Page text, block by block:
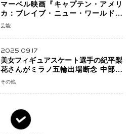
マーベル映画『キャプテン・アメリ
カ：ブレイブ・ニュー・ワールド』
新ブラック・ウィドウ役のシラ・ハー
芸能
2025.09.17
美女フィギュアスケート選手の紀平梨
花さんがミラノ五輪出場断念 中部選
手権欠場を発表「安全最優先の判断」
その他